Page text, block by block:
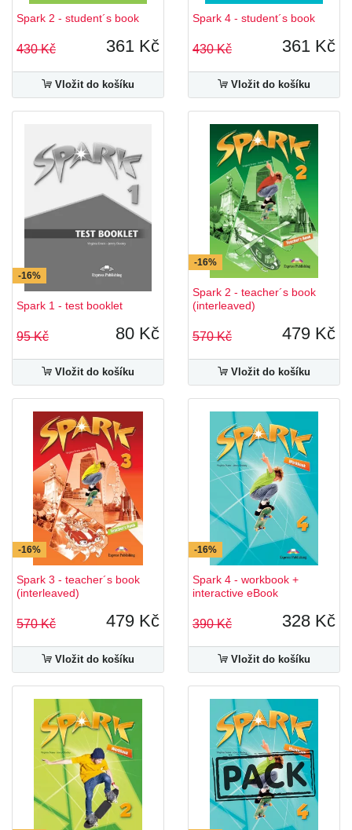
Spark 2 - student´s book
430 Kč 361 Kč
Vložit do košíku
Spark 4 - student´s book
430 Kč 361 Kč
Vložit do košíku
-16%
Spark 1 - test booklet
95 Kč 80 Kč
Vložit do košíku
-16%
Spark 2 - teacher´s book
(interleaved)
570 Kč 479 Kč
Vložit do košíku
-16%
Spark 3 - teacher´s book
(interleaved)
570 Kč 479 Kč
Vložit do košíku
-16%
Spark 4 - workbook +
interactive eBook
390 Kč 328 Kč
Vložit do košíku